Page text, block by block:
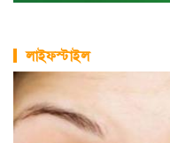
লাইফস্টাইল